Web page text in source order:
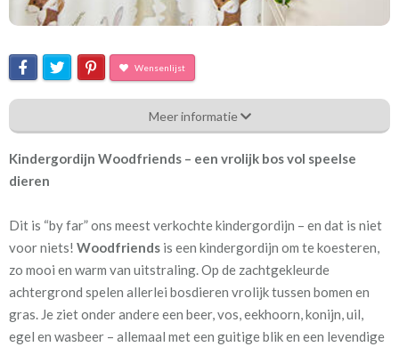
Wensenlijst
Sg_[D-9] 3834470-236 - Woodfriends 280br.
Eigenschappen gordijnstof
Sg_[D-9] 3834470-236 -
Patroon: 100 cm
Stofbreedte: 280 cm
Mate van verduistering:
Geen (voering optioneel
tijdens bestelproces)
Meer informatie
Kindergordijn Woodfriends – een vrolijk bos vol speelse
dieren
Dit is “by far” ons meest verkochte kindergordijn – en dat is niet
voor niets! Woodfriends is een kindergordijn om te koesteren,
zo mooi en warm van uitstraling. Op de zachtgekleurde
achtergrond spelen allerlei bosdieren vrolijk tussen bomen en
gras. Je ziet onder andere een beer, vos, eekhoorn, konijn, uil,
egel en wasbeer – allemaal met een guitige blik en een levendige